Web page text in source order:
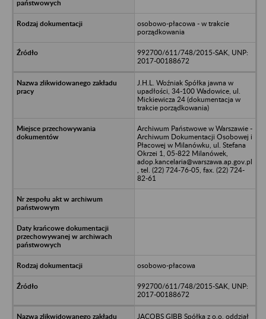
osobowo-płacowa - w trakcie
porządkowania
992700/611/748/2015-SAK, UNP:
2017-00188672
J.H.L. Woźniak Spółka jawna w
upadłości, 34-100 Wadowice, ul.
Mickiewicza 24 (dokumentacja w
trakcie porządkowania)
Archiwum Państwowe w Warszawie -
Archiwum Dokumentacji Osobowej i
Płacowej w Milanówku, ul. Stefana
Okrzei 1, 05-822 Milanówek,
adop.kancelaria@warszawa.ap.gov.pl
, tel. (22) 724-76-05, fax. (22) 724-
82-61
osobowo-płacowa
992700/611/748/2015-SAK, UNP:
2017-00188672
JACOBS GIBB Spółka z o.o. oddział